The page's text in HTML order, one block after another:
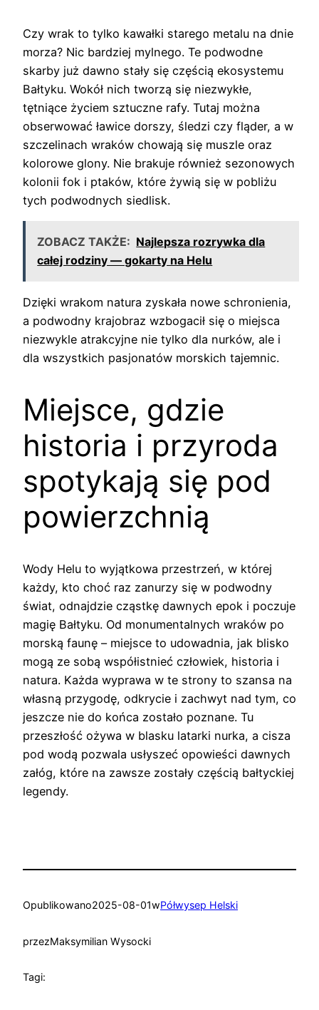
Czy wrak to tylko kawałki starego metalu na dnie
morza? Nic bardziej mylnego. Te podwodne
skarby już dawno stały się częścią ekosystemu
Bałtyku. Wokół nich tworzą się niezwykłe,
tętniące życiem sztuczne rafy. Tutaj można
obserwować ławice dorszy, śledzi czy fląder, a w
szczelinach wraków chowają się muszle oraz
kolorowe glony. Nie brakuje również sezonowych
kolonii fok i ptaków, które żywią się w pobliżu
tych podwodnych siedlisk.
ZOBACZ TAKŻE: Najlepsza rozrywka dla
całej rodziny — gokarty na Helu
Dzięki wrakom natura zyskała nowe schronienia,
a podwodny krajobraz wzbogacił się o miejsca
niezwykle atrakcyjne nie tylko dla nurków, ale i
dla wszystkich pasjonatów morskich tajemnic.
Miejsce, gdzie
historia i przyroda
spotykają się pod
powierzchnią
Wody Helu to wyjątkowa przestrzeń, w której
każdy, kto choć raz zanurzy się w podwodny
świat, odnajdzie cząstkę dawnych epok i poczuje
magię Bałtyku. Od monumentalnych wraków po
morską faunę – miejsce to udowadnia, jak blisko
mogą ze sobą współistnieć człowiek, historia i
natura. Każda wyprawa w te strony to szansa na
własną przygodę, odkrycie i zachwyt nad tym, co
jeszcze nie do końca zostało poznane. Tu
przeszłość ożywa w blasku latarki nurka, a cisza
pod wodą pozwala usłyszeć opowieści dawnych
załóg, które na zawsze zostały częścią bałtyckiej
legendy.
Opublikowano2025-08-01wPółwysep Helski
przezMaksymilian Wysocki
Tagi: